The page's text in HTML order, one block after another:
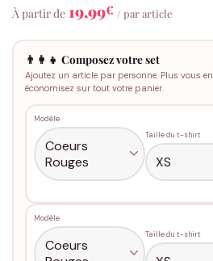
À partir de 19,99€ / par article
👨‍👩‍👧 Composez votre set
Ajoutez un article par personne. Plus vous
économisez sur tout votre panier.
Modèle
Taille du t-shirt
Modèle
Taille du t-shirt